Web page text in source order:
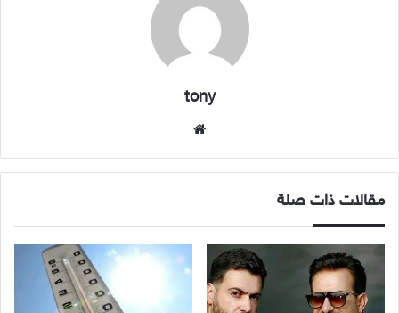
tony
مقالات ذات صلة